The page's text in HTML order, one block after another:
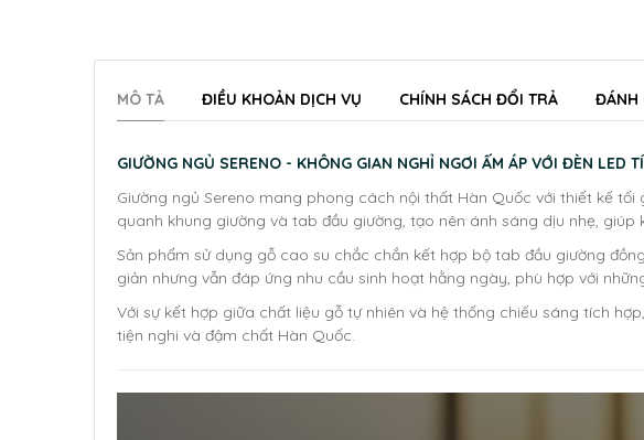
MÔ TẢ ĐIỀU KHOẢN DỊCH VỤ CHÍNH SÁCH ĐỔI TRẢ ĐÁNH
GIƯỜNG NGỦ SERENO - KHÔNG GIAN NGHỈ NGƠI ẤM ÁP VỚI ĐÈN LED
Giường ngủ Sereno mang phong cách nội thất Hàn Quốc với thiết kế
quanh khung giường và tab đầu giường, tạo nên ánh sáng dịu nhẹ,
Sản phẩm sử dụng gỗ cao su chắc chắn kết hợp bộ tab đầu giường
giản nhưng vẫn đáp ứng nhu cầu sinh hoạt hằng ngày, phù hợp với
Với sự kết hợp giữa chất liệu gỗ tự nhiên và hệ thống chiếu sáng tích
tiện nghi và đậm chất Hàn Quốc.